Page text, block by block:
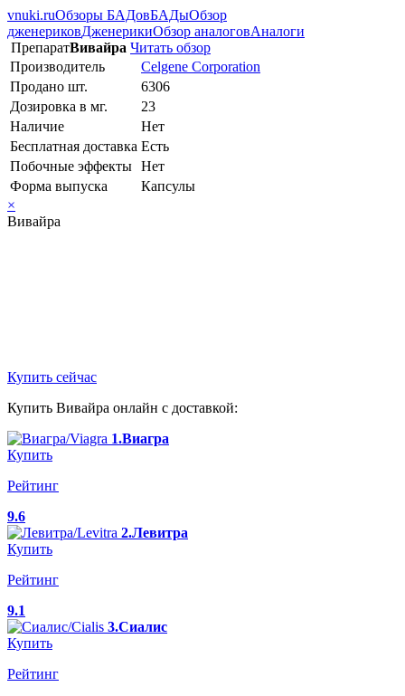
vnuki.ruОбзоры БАДовБАДыОбзор
дженериковДженерикиОбзор аналоговАналоги
ПрепаратВивайра Читать обзор
Производитель
Celgene Corporation
Продано шт.
6306
Дозировка в мг.
23
Наличие
Нет
Бесплатная доставка Есть
Побочные эффекты Нет
Форма выпуска
Капсулы
×
Вивайра
Купить сейчас
Купить Вивайра онлайн с доставкой:
1.Виагра
Купить
Рейтинг
9.6
2.Левитра
Купить
Рейтинг
9.1
3.Сиалис
Купить
Рейтинг